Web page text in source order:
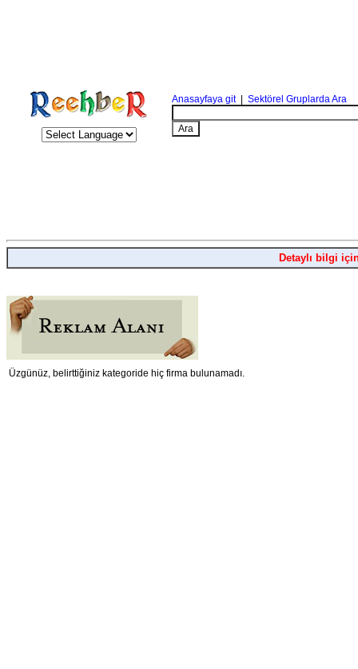
Anasayfaya git| Sektörel Gruplarda Ara
Detaylı bilgi
Üzgünüz, belirttiğiniz kategoride hiç firma bulunamadı.